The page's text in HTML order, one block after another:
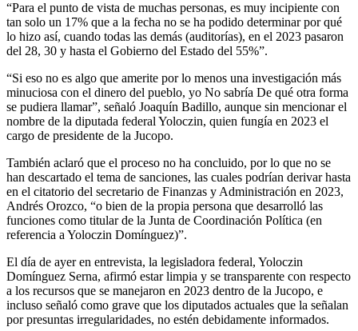
“Para el punto de vista de muchas personas, es muy incipiente con
tan solo un 17% que a la fecha no se ha podido determinar por qué
lo hizo así, cuando todas las demás (auditorías), en el 2023 pasaron
del 28, 30 y hasta el Gobierno del Estado del 55%”.
“Si eso no es algo que amerite por lo menos una investigación más
minuciosa con el dinero del pueblo, yo No sabría De qué otra forma
se pudiera llamar”, señaló Joaquín Badillo, aunque sin mencionar el
nombre de la diputada federal Yoloczin, quien fungía en 2023 el
cargo de presidente de la Jucopo.
También aclaró que el proceso no ha concluido, por lo que no se
han descartado el tema de sanciones, las cuales podrían derivar hasta
en el citatorio del secretario de Finanzas y Administración en 2023,
Andrés Orozco, “o bien de la propia persona que desarrolló las
funciones como titular de la Junta de Coordinación Política (en
referencia a Yoloczin Domínguez)”.
El día de ayer en entrevista, la legisladora federal, Yoloczin
Domínguez Serna, afirmó estar limpia y se transparente con respecto
a los recursos que se manejaron en 2023 dentro de la Jucopo, e
incluso señaló como grave que los diputados actuales que la señalan
por presuntas irregularidades, no estén debidamente informados.